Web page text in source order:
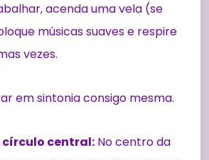
acenda uma vela (se
músicas suaves e respire
vezes.
em sintonia consigo mesma.
círculo central: No centro da